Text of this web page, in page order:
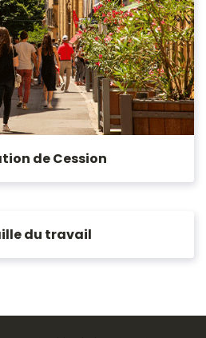
de Cession
du travail